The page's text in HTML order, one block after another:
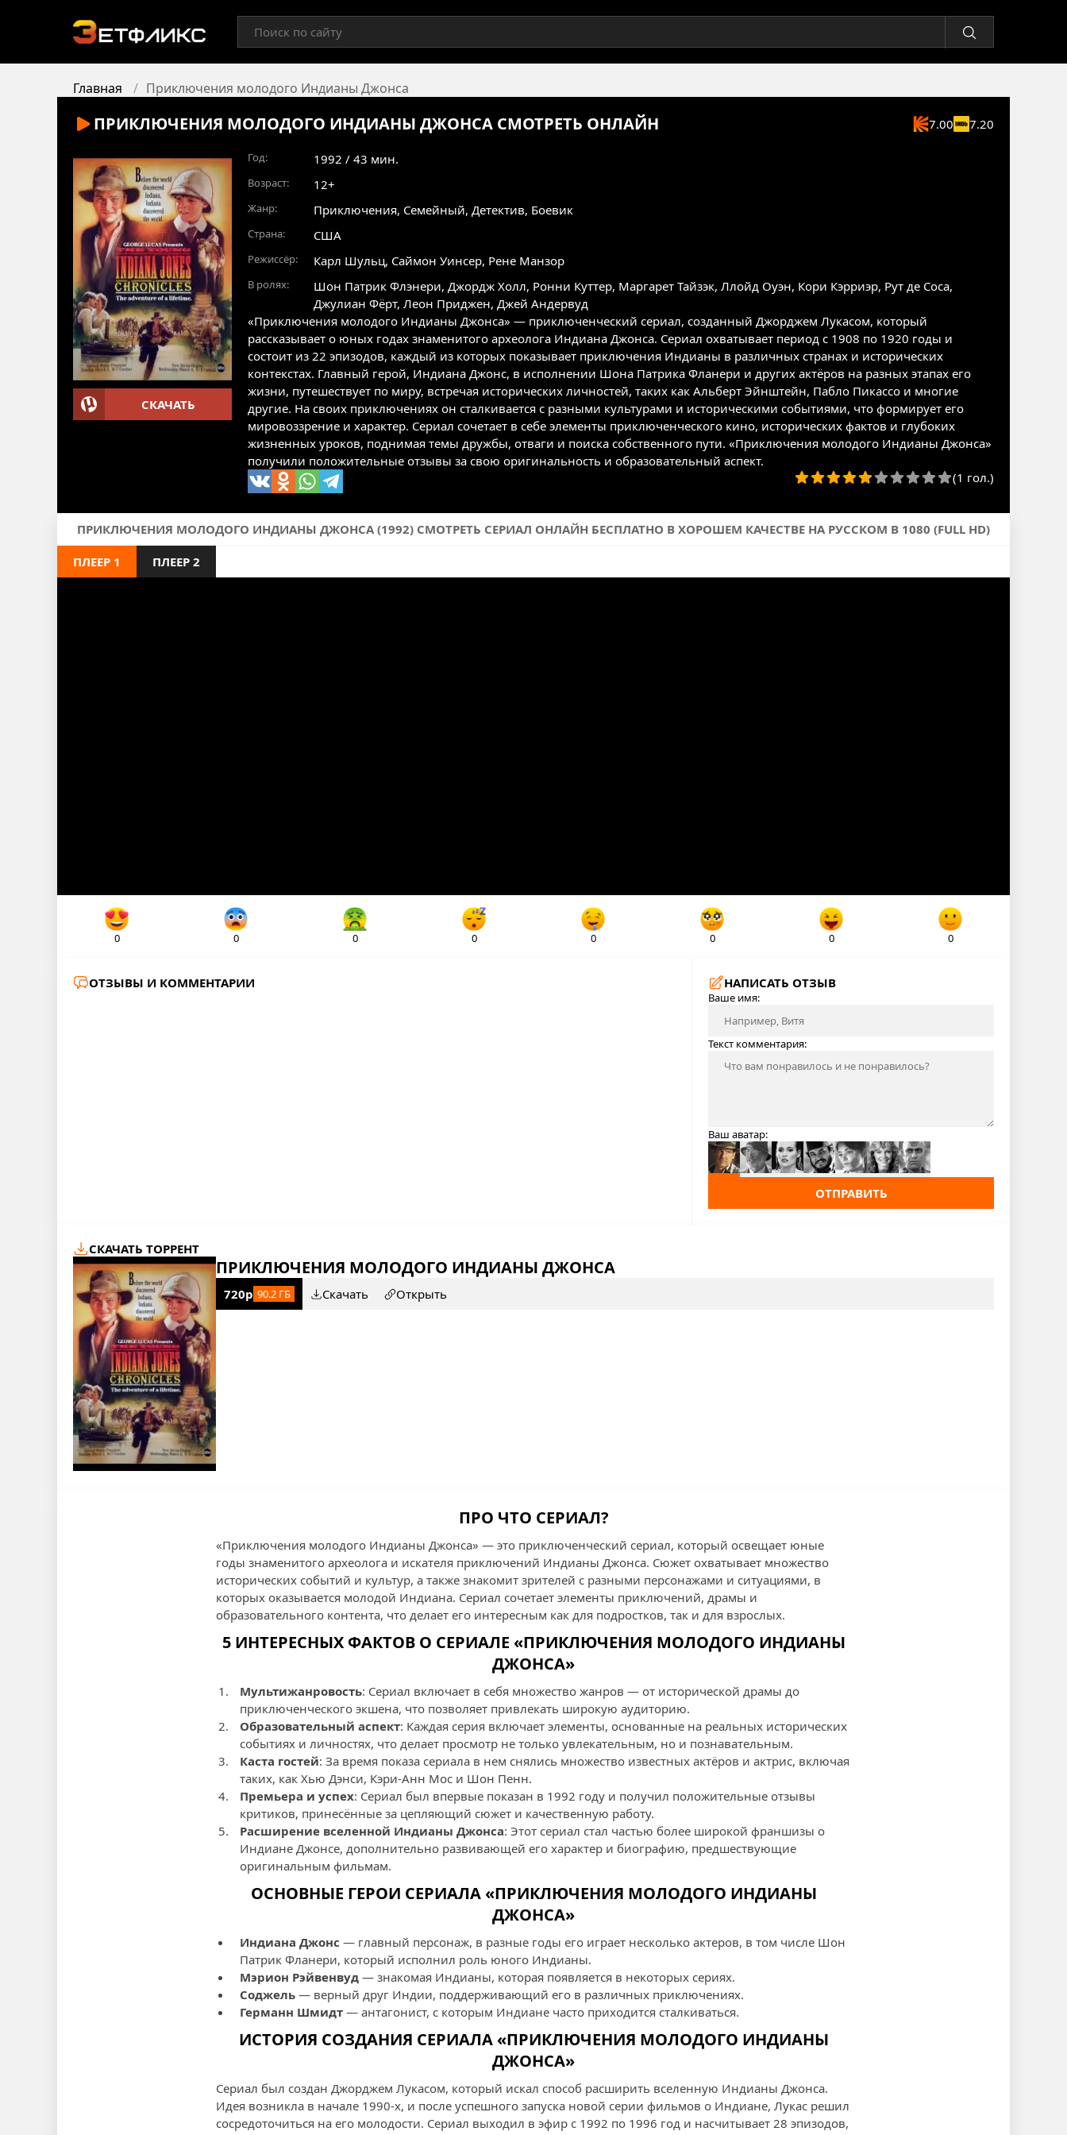
Главная Приключения молодого Индианы Джонса
ПРИКЛЮЧЕНИЯ МОЛОДОГО ИНДИАНЫ ДЖОНСА СМОТРЕТЬ ОНЛАЙН 7.00 7.20
СКАЧАТЬ
Год: 1992 / 43 мин.
Возраст: 12+
Жанр: Приключения, Семейный, Детектив, Боевик
Страна: США
Режиссёр: Карл Шульц, Саймон Уинсер, Рене Манзор
В ролях: Шон Патрик Флэнери, Джордж Холл, Ронни Куттер, Маргарет Тайзэк, Ллойд Оуэн, Кори Кэрриэр, Рут де Соса,
Джулиан Фёрт, Леон Приджен, Джей Андервуд
«Приключения молодого Индианы Джонса» — приключенческий сериал, созданный Джорджем Лукасом, который
рассказывает о юных годах знаменитого археолога Индиана Джонса. Сериал охватывает период с 1908 по 1920 годы и
состоит из 22 эпизодов, каждый из которых показывает приключения Индианы в различных странах и исторических
контекстах. Главный герой, Индиана Джонс, в исполнении Шона Патрика Фланери и других актёров на разных этапах его
жизни, путешествует по миру, встречая исторических личностей, таких как Альберт Эйнштейн, Пабло Пикассо и многие
другие. На своих приключениях он сталкивается с разными культурами и историческими событиями, что формирует его
мировоззрение и характер. Сериал сочетает в себе элементы приключенческого кино, исторических фактов и глубоких
жизненных уроков, поднимая темы дружбы, отваги и поиска собственного пути. «Приключения молодого Индианы Джонса»
получили положительные отзывы за свою оригинальность и образовательный аспект.
(1 гол.)
ПРИКЛЮЧЕНИЯ МОЛОДОГО ИНДИАНЫ ДЖОНСА (1992) СМОТРЕТЬ СЕРИАЛ ОНЛАЙН БЕСПЛАТНО В ХОРОШЕМ КАЧЕСТВЕ НА РУССКОМ В 1080 (FULL HD)
ПЛЕЕР 1 ПЛЕЕР 2
0 0 0 0 0 0 0 0
ОТЗЫВЫ И КОММЕНТАРИИ НАПИСАТЬ ОТЗЫВ
Ваше имя:
Текст комментария:
Ваш аватар:
ОТПРАВИТЬ
СКАЧАТЬ ТОРРЕНТ
ПРИКЛЮЧЕНИЯ МОЛОДОГО ИНДИАНЫ ДЖОНСА
720p 90.2 ГБ Скачать Открыть
ПРО ЧТО СЕРИАЛ?
«Приключения молодого Индианы Джонса» — это приключенческий сериал, который освещает юные
годы знаменитого археолога и искателя приключений Индианы Джонса. Сюжет охватывает множество
исторических событий и культур, а также знакомит зрителей с разными персонажами и ситуациями, в
которых оказывается молодой Индиана. Сериал сочетает элементы приключений, драмы и
образовательного контента, что делает его интересным как для подростков, так и для взрослых.
5 ИНТЕРЕСНЫХ ФАКТОВ О СЕРИАЛЕ «ПРИКЛЮЧЕНИЯ МОЛОДОГО ИНДИАНЫ
ДЖОНСА»
Мультижанровость: Сериал включает в себя множество жанров — от исторической драмы до
приключенческого экшена, что позволяет привлекать широкую аудиторию.
Образовательный аспект: Каждая серия включает элементы, основанные на реальных исторических
событиях и личностях, что делает просмотр не только увлекательным, но и познавательным.
Каста гостей: За время показа сериала в нем снялись множество известных актёров и актрис, включая
таких, как Хью Дэнси, Кэри-Анн Мос и Шон Пенн.
Премьера и успех: Сериал был впервые показан в 1992 году и получил положительные отзывы
критиков, принесённые за цепляющий сюжет и качественную работу.
Расширение вселенной Индианы Джонса: Этот сериал стал частью более широкой франшизы о
Индиане Джонсе, дополнительно развивающей его характер и биографию, предшествующие
оригинальным фильмам.
ОСНОВНЫЕ ГЕРОИ СЕРИАЛА «ПРИКЛЮЧЕНИЯ МОЛОДОГО ИНДИАНЫ
ДЖОНСА»
Индиана Джонс — главный персонаж, в разные годы его играет несколько актеров, в том числе Шон
Патрик Фланери, который исполнил роль юного Индианы.
Мэрион Рэйвенвуд — знакомая Индианы, которая появляется в некоторых сериях.
Соджель — верный друг Индии, поддерживающий его в различных приключениях.
Германн Шмидт — антагонист, с которым Индиане часто приходится сталкиваться.
ИСТОРИЯ СОЗДАНИЯ СЕРИАЛА «ПРИКЛЮЧЕНИЯ МОЛОДОГО ИНДИАНЫ
ДЖОНСА»
Сериал был создан Джорджем Лукасом, который искал способ расширить вселенную Индианы Джонса.
Идея возникла в начале 1990-х, и после успешного запуска новой серии фильмов о Индиане, Лукас решил
сосредоточиться на его молодости. Сериал выходил в эфир с 1992 по 1996 год и насчитывает 28 эпизодов,